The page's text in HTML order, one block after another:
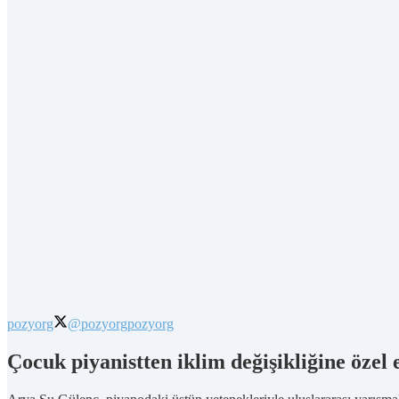
pozyorg @pozyorgpozyorg
Çocuk piyanistten iklim değişikliğine özel